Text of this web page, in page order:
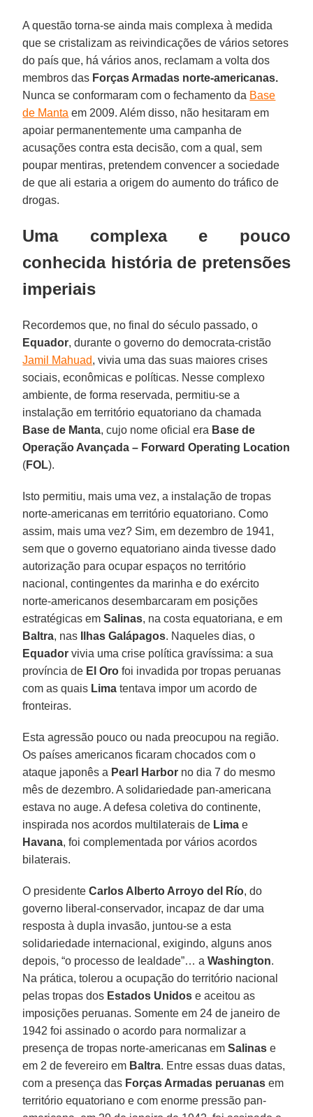
A questão torna-se ainda mais complexa à medida
que se cristalizam as reivindicações de vários setores
do país que, há vários anos, reclamam a volta dos
membros das Forças Armadas norte-americanas.
Nunca se conformaram com o fechamento da Base
de Manta em 2009. Além disso, não hesitaram em
apoiar permanentemente uma campanha de
acusações contra esta decisão, com a qual, sem
poupar mentiras, pretendem convencer a sociedade
de que ali estaria a origem do aumento do tráfico de
drogas.
Uma complexa e pouco
conhecida história de pretensões
imperiais
Recordemos que, no final do século passado, o
Equador, durante o governo do democrata-cristão
Jamil Mahuad, vivia uma das suas maiores crises
sociais, econômicas e políticas. Nesse complexo
ambiente, de forma reservada, permitiu-se a
instalação em território equatoriano da chamada
Base de Manta, cujo nome oficial era Base de
Operação Avançada – Forward Operating Location
(FOL).
Isto permitiu, mais uma vez, a instalação de tropas
norte-americanas em território equatoriano. Como
assim, mais uma vez? Sim, em dezembro de 1941,
sem que o governo equatoriano ainda tivesse dado
autorização para ocupar espaços no território
nacional, contingentes da marinha e do exército
norte-americanos desembarcaram em posições
estratégicas emSalinas, na costa equatoriana, e em
Baltra, nas Ilhas Galápagos. Naqueles dias, o
Equador vivia uma crise política gravíssima: a sua
província de El Oro foi invadida por tropas peruanas
com as quais Lima tentava impor um acordo de
fronteiras.
Esta agressão pouco ou nada preocupou na região.
Os países americanos ficaram chocados com o
ataque japonês a Pearl Harbor no dia 7 do mesmo
mês de dezembro. A solidariedade pan-americana
estava no auge. A defesa coletiva do continente,
inspirada nos acordos multilaterais de Lima e
Havana, foi complementada por vários acordos
bilaterais.
O presidenteCarlos Alberto Arroyo del Río, do
governo liberal-conservador, incapaz de dar uma
resposta à dupla invasão, juntou-se a esta
solidariedade internacional, exigindo, alguns anos
depois, “o processo de lealdade”… aWashington.
Na prática, tolerou a ocupação do território nacional
pelas tropas dos Estados Unidos e aceitou as
imposições peruanas. Somente em 24 de janeiro de
1942 foi assinado o acordo para normalizar a
presença de tropas norte-americanas emSalinas e
em 2 de fevereiro em Baltra. Entre essas duas datas,
com a presença das Forças Armadas peruanas em
território equatoriano e com enorme pressão pan-